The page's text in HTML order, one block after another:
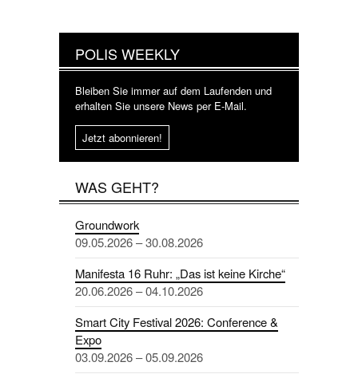
POLIS WEEKLY
Bleiben Sie immer auf dem Laufenden und
erhalten Sie unsere News per E-Mail.
Jetzt abonnieren!
WAS GEHT?
Groundwork
09.05.2026 – 30.08.2026
Manifesta 16 Ruhr: „Das ist keine Kirche“
20.06.2026 – 04.10.2026
Smart City Festival 2026: Conference &
Expo
03.09.2026 – 05.09.2026